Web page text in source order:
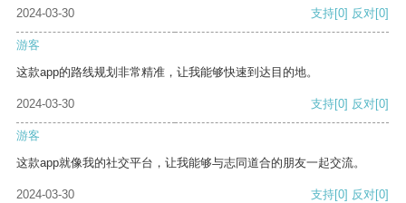
2024-03-30
支持[0] 反对[0]
游客
这款app的路线规划非常精准，让我能够快速到达目的地。
2024-03-30 支持[0] 反对[0]
游客
这款app就像我的社交平台，让我能够与志同道合的朋友一起交流。
2024-03-30 支持[0] 反对[0]